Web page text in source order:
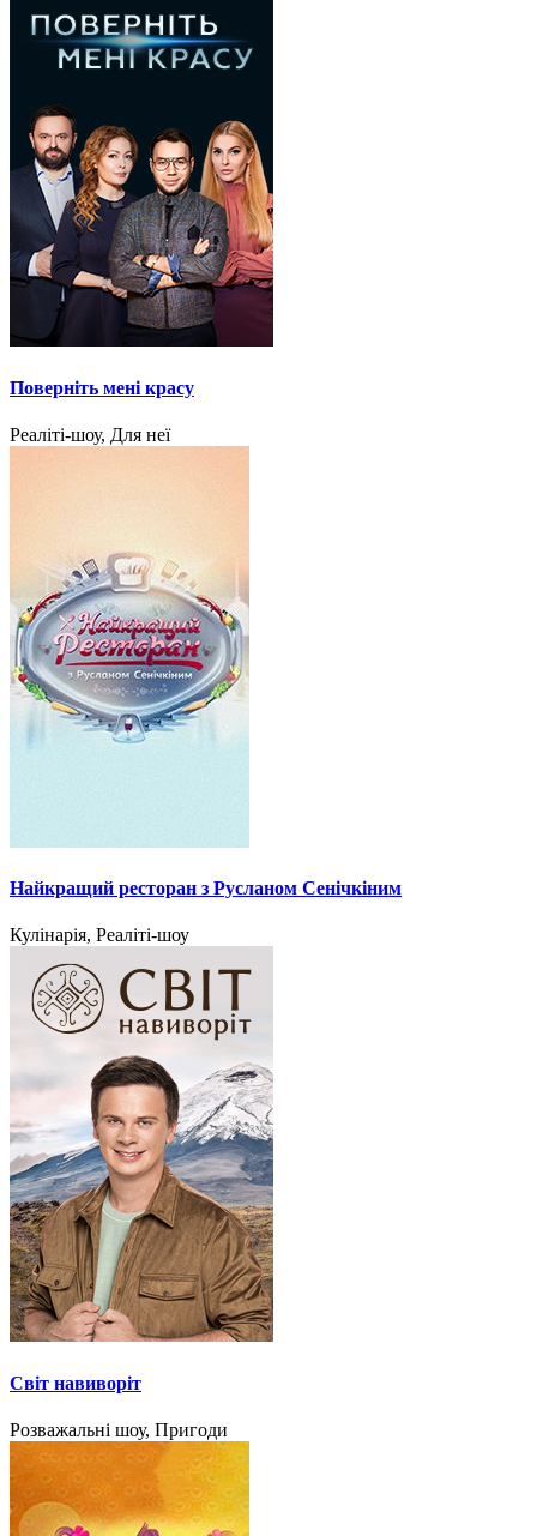
Поверніть мені красу
Реаліті-шоу, Для неї
Найкращий ресторан з Русланом Сенічкіним
Кулінарія, Реаліті-шоу
Світ навиворіт
Розважальні шоу, Пригоди